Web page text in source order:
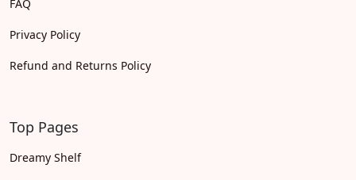
FAQ
Privacy Policy
Refund and Returns Policy
Top Pages
Dreamy Shelf